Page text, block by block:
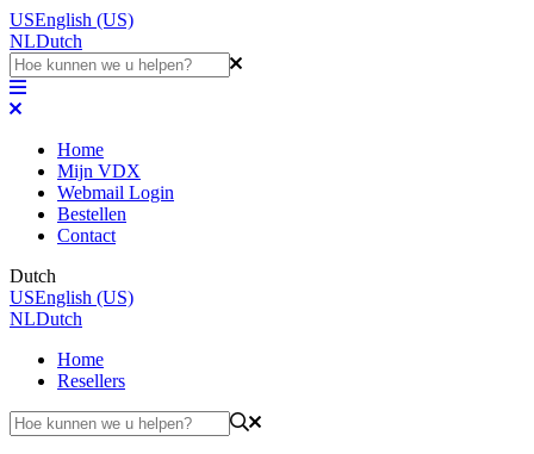
USEnglish (US)
NLDutch
Home
Mijn VDX
Webmail Login
Bestellen
Contact
Dutch
USEnglish (US)
NLDutch
Home
Resellers